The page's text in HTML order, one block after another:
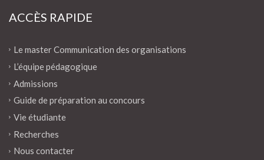
ACCÈS RAPIDE
Le master Communication des organisations
L’équipe pédagogique
Admissions
Guide de préparation au concours
Vie étudiante
Recherches
Nous contacter